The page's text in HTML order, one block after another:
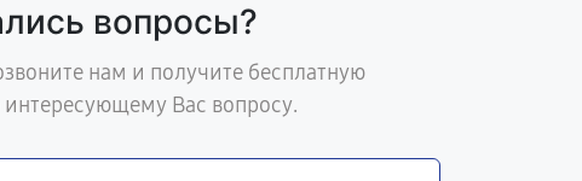
вопросы?
нам и получите бесплатную
Вас вопросу.